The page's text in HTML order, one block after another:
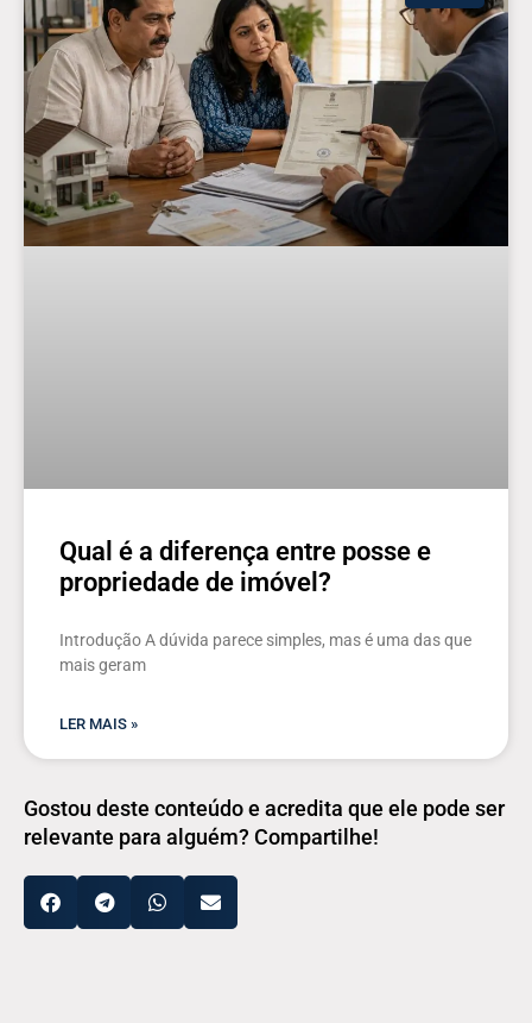
Qual é a diferença entre posse e
propriedade de imóvel?
Introdução A dúvida parece simples, mas é uma das que
mais geram
LER MAIS »
Gostou deste conteúdo e acredita que ele pode ser
relevante para alguém? Compartilhe!